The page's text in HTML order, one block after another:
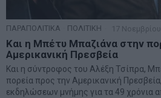
ΠΑΡΑΠΟΛΙΤΙΚΑ ΠΟΛΙΤΙΚΗ 17
Και η Μπέτυ Μπαζιάνα στην
Αμερικανική Πρεσβεία
Και η σύντροφος του Αλέξη Τσίπρα,
πορεία προς την Αμερικανική
εκδηλώσεων μνήμης για τα 49 χρόνια